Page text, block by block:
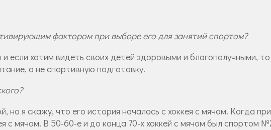
фактором при выборе его для занятий спортом?
хотим видеть своих детей здоровыми и благополучными,
а не спортивную подготовку.
но я скажу, что его история началась с хоккея с мячом. Когда
с мячом. В 50-60-е и до конца 70-х хоккей с мячом был спортом